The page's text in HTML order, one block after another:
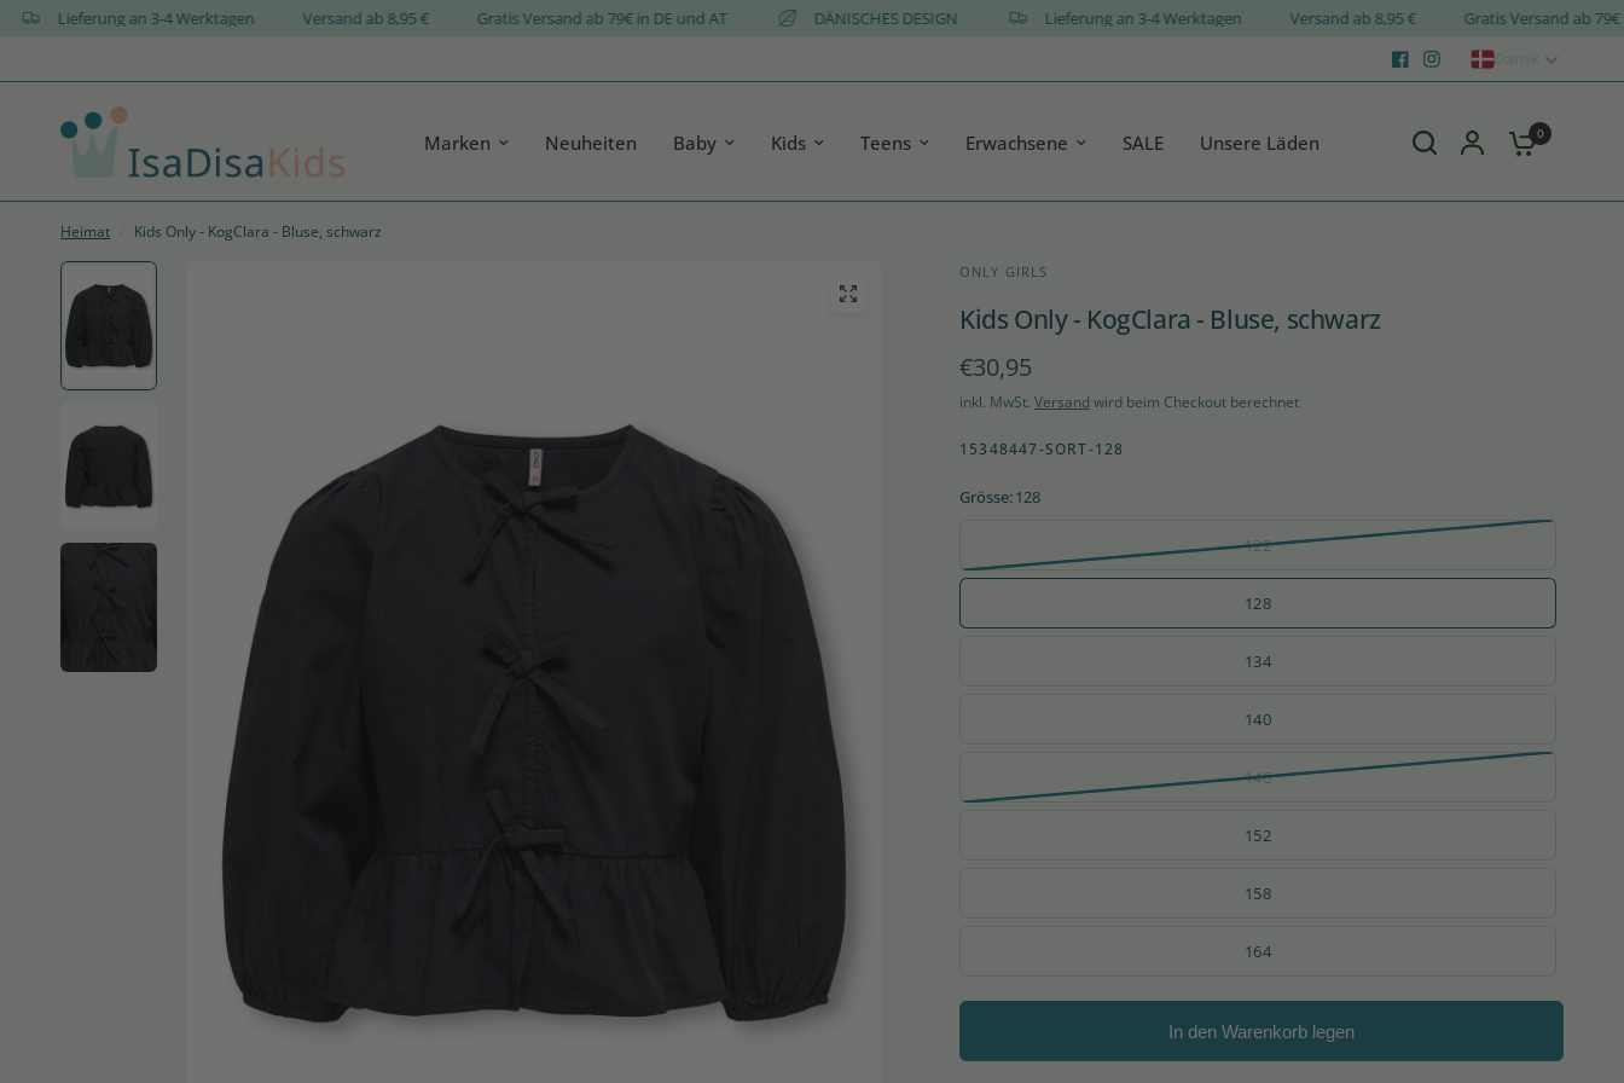
Lieferung an 3-4 Werktagen Versand ab 8,95 € Gratis Versand ab 79€ in DE und AT DÄNISCHES DESIGN Lieferung an 3-4 Werktagen Versand ab 8,95 € Gratis Versand
Marken Neuheiten Baby Kids Teens Erwachsene SALE Unsere Läden 0
Heimat Kids Only - KogClara - Bluse, schwarz
ONLY GIRLS
Kids Only - KogClara - Bluse, schwarz
€30,95
inkl. MwSt. Versand wird beim Checkout berechnet
15348447-SORT-128
Grösse:128
122
128
134
140
146
152
158
164
In den Warenkorb legen